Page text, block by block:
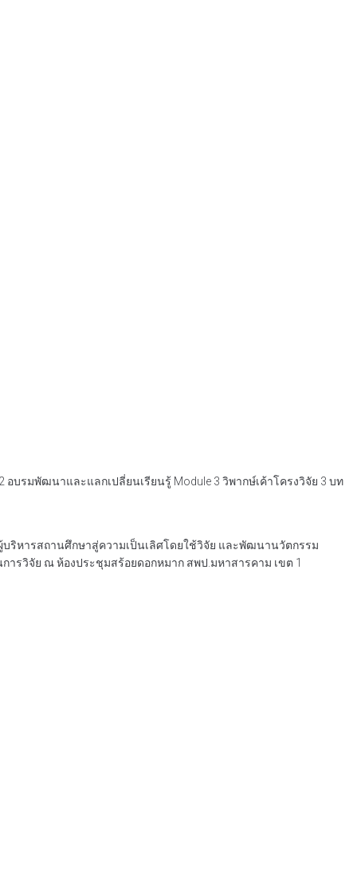
รมพัฒนาและแลกเปลี่ยนเรียนรู้ Module 3 วิพากษ์เค้าโครงวิจัย 3 บท
ริหารสถานศึกษาสู่ความเป็นเลิศโดยใช้วิจัย และพัฒนานวัตกรรม
ารวิจัย ณ ห้องประชุมสร้อยดอกหมาก สพป.มหาสารคาม เขต 1